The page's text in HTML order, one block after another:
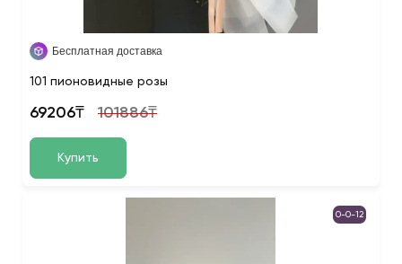
Бесплатная доставка
101 пионовидные розы
69206₸ 101886₸
Купить
0-0-12